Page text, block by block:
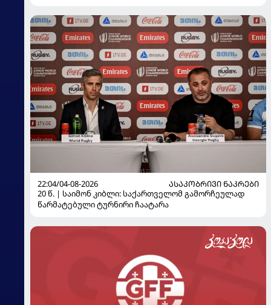
22:04/04-08-2026
ᲐᲡᲐᲙᲝᲑᲠᲘᲕᲘ ᲜᲐᲙᲠᲔᲑᲘ
20 წ. | საიმონ კიბლი: საქართველომ გამორჩეულად
წარმატებული ტურნირი ჩაატარა